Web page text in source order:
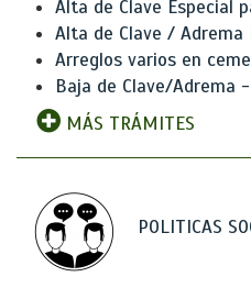
Alta de Clave Especial
Alta de Clave / Adrema
Arreglos varios en
Baja de Clave/Adrema
MÁS TRÁMITES
POLITICAS